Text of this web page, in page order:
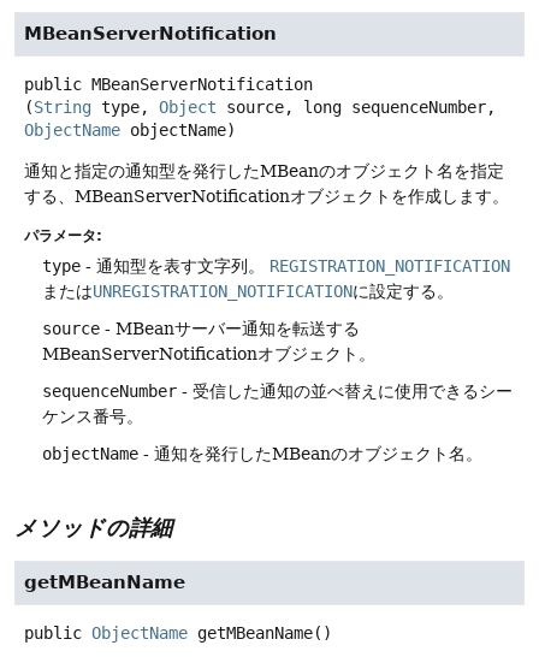
MBeanServerNotification
public MBeanServerNotification
(String type, Object
ObjectName objectName)
通知と指定の通知型を発行したMBeanのオブジェクト名を指定
する、MBeanServerNotificationオブジェクトを作成します。
パラメータ:
type - 通知型を表す文字列。
REGISTRATION_NOTIFICATION
またはUNREGISTRATION_NOTIFICATIONに設定する。
source - MBeanサーバー通知を転送する
MBeanServerNotificationオブジェクト。
sequenceNumber - 受信した通知の並べ替えに使用できるシー
ケンス番号。
objectName - 通知を発行したMBeanのオブジェクト名。
メソッドの詳細
getMBeanName
public ObjectName getMBeanName()